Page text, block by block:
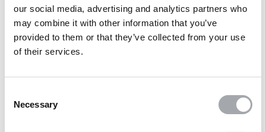
our social media, advertising and analytics partners who
may combine it with other information that you’ve
provided to them or that they’ve collected from your use
of their services.
Selection
Necessary
AVISCLIENTS